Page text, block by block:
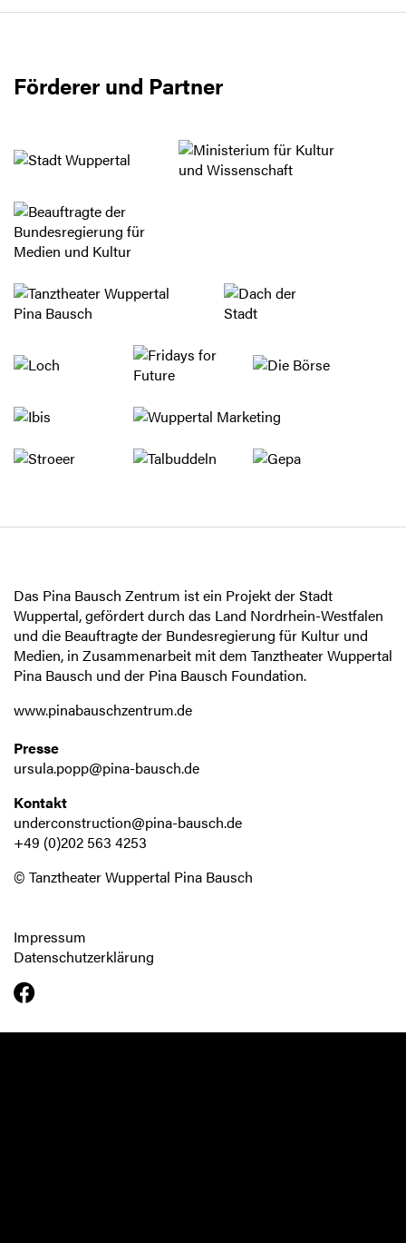
Förderer und Partner
Das Pina Bausch Zentrum ist ein Projekt der Stadt
Wuppertal, gefördert durch das Land Nordrhein-Westfalen
und die Beauftragte der Bundesregierung für Kultur und
Medien, in Zusammenarbeit mit dem Tanztheater Wuppertal
Pina Bausch und der Pina Bausch Foundation.
www.pinabauschzentrum.de
Presse
ursula.popp@pina-bausch.de
Kontakt
underconstruction@pina-bausch.de
+49 (0)202 563 4253
© Tanztheater Wuppertal Pina Bausch
Impressum
Datenschutzerklärung